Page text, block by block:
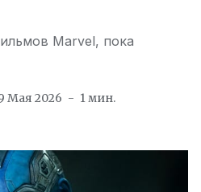
Marvel, пока
Мая 2026
1 мин.